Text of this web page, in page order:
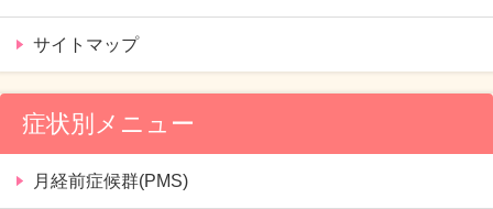
サイトマップ
症状別メニュー
月経前症候群(PMS)